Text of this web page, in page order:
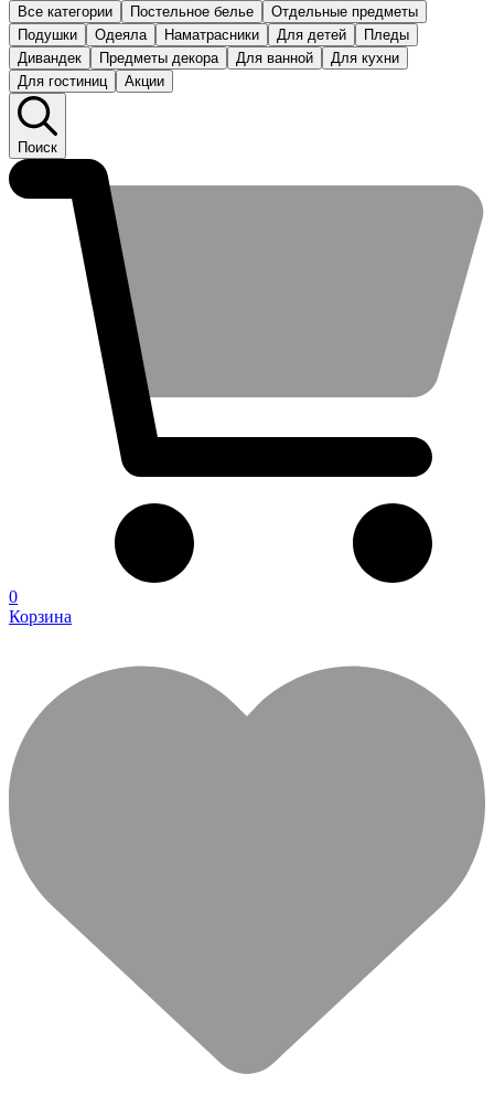
Все категории
Постельное белье
Отдельные предметы
Подушки
Одеяла Наматрасники Для детей
Пледы
Дивандек
Предметы декора Для ванной
Для кухни
Для гостиниц
Акции
Поиск
0
Корзина